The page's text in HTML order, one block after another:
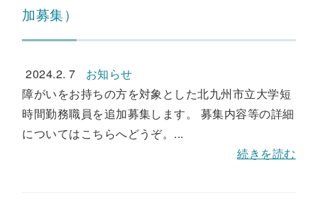
加募集）
2024.2. 7
お知らせ
障がいをお持ちの方を対象とした北九州市立大学短
時間勤務職員を追加募集します。 募集内容等の詳細
についてはこちらへどうぞ。...
続きを読む